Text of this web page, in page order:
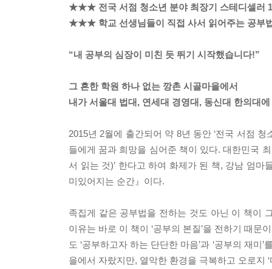
★★★ 전국 서점 청소년 분야 최장기 스테디셀러
★★★ 학교 선생님들이 직접 사서 읽어주는 공부
“내 공부의 심장이 미친 듯 뛰기 시작했습니다!”
그 흔한 학원 하나 없는 깡촌 시골마을에서
내가 서울대 법대, 연세대 경영대, 동신대 한의대
2015년 2월에 출간되어 약 8년 동안 ‘전국 서점
들에게 꿈과 희망을 심어준 책이 있다. 대한민국
서 읽는 것)’ 한다고 하여 화제가 된 책, 강남 엄
미있어지는 순간』이다.
족집게 같은 공부법을 전하는 것도 아닌 이 책이
이유는 바로 이 책이 ‘공부의 본질’을 전하기 때
도 ‘공부하고자 하는 단단한 마음’과 ‘공부의 재
을에서 자랐지만, 열악한 환경을 극복하고 오로지